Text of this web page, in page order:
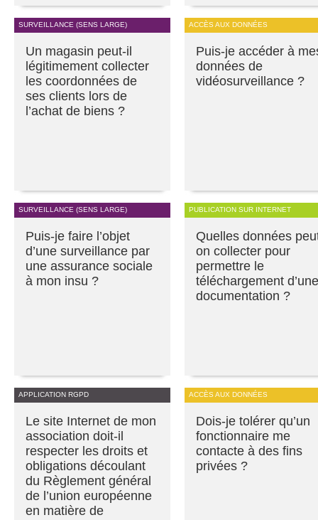
SURVEILLANCE (SENS LARGE)
Un magasin peut-il
légitimement collecter
les coordonnées de
ses clients lors de
l’achat de biens ?
ACCÈS AUX DONNÉES
Puis-je accéder à
données de
vidéosurveillance ?
SURVEILLANCE (SENS LARGE)
Puis-je faire l’objet
d’une surveillance par
une assurance sociale
à mon insu ?
PUBLICATION SUR INTERNET
Quelles données
on collecter pour
permettre le
téléchargement d’une
documentation ?
APPLICATION RGPD
Le site Internet de mon
association doit-il
respecter les droits et
obligations découlant
du Règlement général
de l’union européenne
en matière de
ACCÈS AUX DONNÉES
Dois-je tolérer qu’un
fonctionnaire me
contacte à des fins
privées ?